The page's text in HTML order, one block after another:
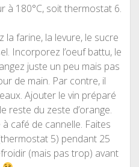
à 180°C, soit thermostat 6.
la farine, la levure, le sucre
Incorporez l’oeuf battu, le
juste un peu mais pas
de main. Par contre, il
Ajouter le vin préparé
reste du zeste d’orange.
café de cannelle. Faites
5) pendant 25
(mais pas trop) avant